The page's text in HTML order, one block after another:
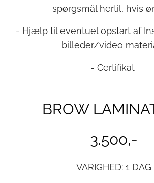
spørgsmål hertil, hvis
- Hjælp til eventuel opstart af
billeder/video
- Certifikat
BROW
3.500,-
VARIGHED: 1 DAG